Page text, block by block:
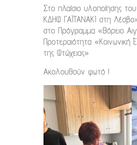
Στο πλαίσιο υλοποίησης
ΚΔΗΦ ΓΑΪΤΑΝΑΚΙ στη
στο Πρόγραμμα «Βόρειο
Προτεραιότητα «Κοινωνική
της Φτώχειας»
Ακολουθούν φωτό !